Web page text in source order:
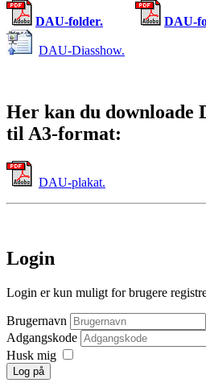
DAU-folder. DAU-
DAU-Diasshow.
Her kan du downloade
til A3-format:
DAU-plakat.
Login
Login er kun muligt for brugere
Brugernavn
Adgangskode
Husk mig
Log på